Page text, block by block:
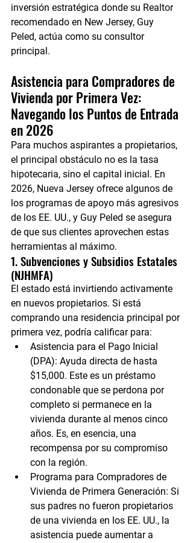
inversión estratégica donde su Realtor
recomendado en New Jersey, Guy
Peled, actúa como su consultor
principal.
Asistencia para Compradores de
Vivienda por Primera Vez:
Navegando los Puntos de Entrada
en 2026
Para muchos aspirantes a propietarios,
el principal obstáculo no es la tasa
hipotecaria, sino el capital inicial. En
2026, Nueva Jersey ofrece algunos de
los programas de apoyo más agresivos
de los EE. UU., y Guy Peled se asegura
de que sus clientes aprovechen estas
herramientas al máximo.
1. Subvenciones y Subsidios Estatales
(NJHMFA)
El estado está invirtiendo activamente
en nuevos propietarios. Si está
comprando una residencia principal por
primera vez, podría calificar para:
Asistencia para el Pago Inicial
(DPA): Ayuda directa de hasta
$15,000. Este es un préstamo
condonable que se perdona por
completo si permanece en la
vivienda durante al menos cinco
años. Es, en esencia, una
recompensa por su compromiso
con la región.
Programa para Compradores de
Vivienda de Primera Generación: Si
sus padres no fueron propietarios
de una vivienda en los EE. UU., la
asistencia puede aumentar a